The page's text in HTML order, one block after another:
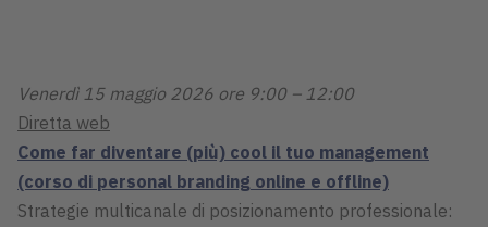
Venerdì 15 maggio 2026 ore 9:00 – 12:00
Diretta web
Come far diventare (più) cool il tuo management
(corso di personal branding online e offline)
Strategie multicanale di posizionamento professionale: